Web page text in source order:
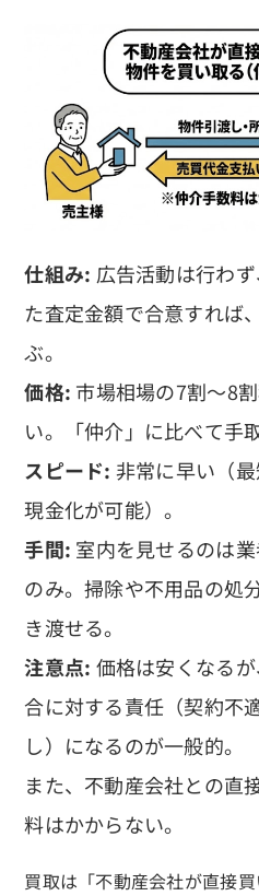
仕組み: 広告活動は行わ
た査定金額で合意すれば
ぶ。
価格: 市場相場の7割〜8
い。「仲介」に比べて手
スピード: 非常に早い（
現金化が可能）。
手間: 室内を見せるのは業
のみ。掃除や不用品の処
き渡せる。
注意点: 価格は安くなる
合に対する責任（契約不
し）になるのが一般的。
また、不動産会社との直
料はかからない。
買取は「不動産会社が直接